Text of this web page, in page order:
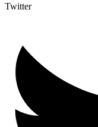
Twitter